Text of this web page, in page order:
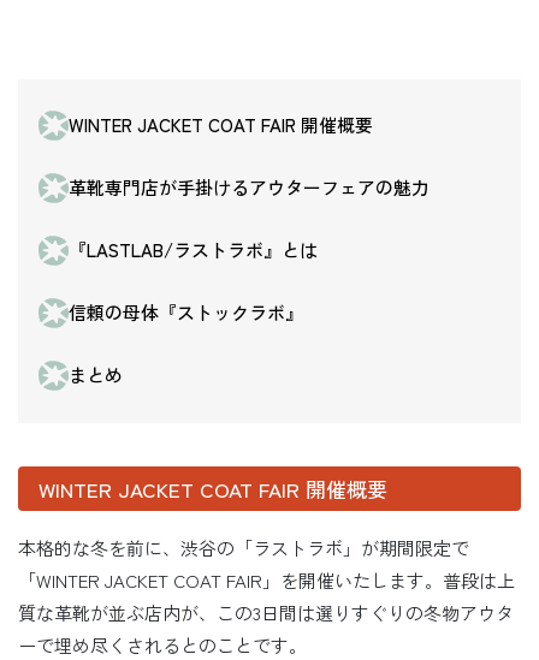
WINTER JACKET COAT FAIR 開催概要
革靴専門店が手掛けるアウターフェアの魅力
『LASTLAB/ラストラボ』とは
信頼の母体『ストックラボ』
まとめ
WINTER JACKET COAT FAIR 開催概要
本格的な冬を前に、渋谷の「ラストラボ」が期間限定で
「WINTER JACKET COAT FAIR」を開催いたします。普段は上
質な革靴が並ぶ店内が、この3日間は選りすぐりの冬物アウタ
ーで埋め尽くされるとのことです。